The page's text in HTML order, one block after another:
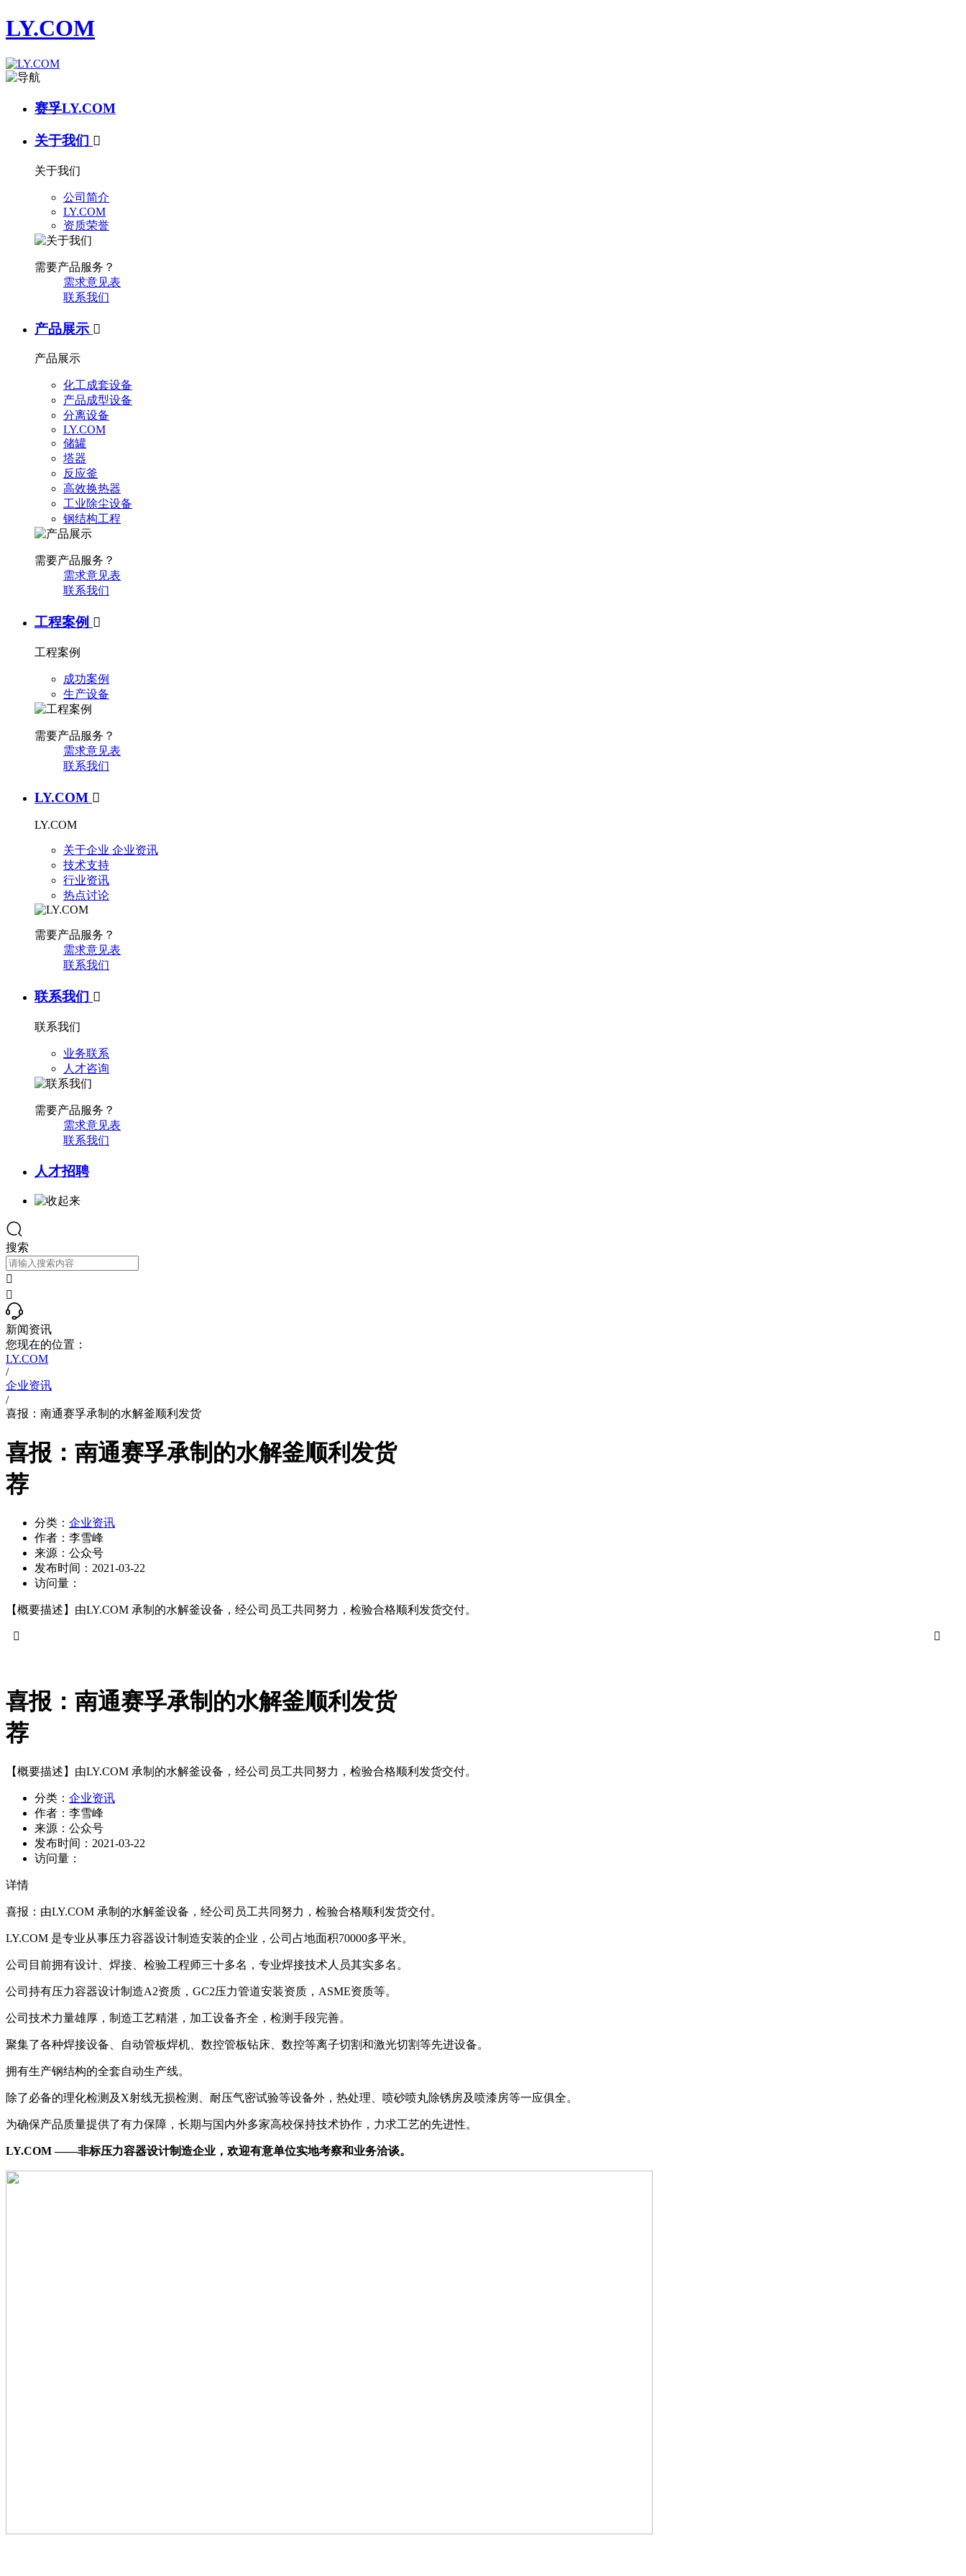
LY.COM
赛孚LY.COM
关于我们 
关于我们
公司简介
LY.COM
资质荣誉
需要产品服务？
需求意见表
联系我们
产品展示 
产品展示
化工成套设备
产品成型设备
分离设备
LY.COM
储罐
塔器
反应釜
高效换热器
工业除尘设备
钢结构工程
需要产品服务？
需求意见表
联系我们
工程案例 
工程案例
成功案例
生产设备
需要产品服务？
需求意见表
联系我们
LY.COM 
LY.COM
关于企业 企业资讯
技术支持
行业资讯
热点讨论
需要产品服务？
需求意见表
联系我们
联系我们 
联系我们
业务联系
人才咨询
需要产品服务？
需求意见表
联系我们
人才招聘
搜索


新闻资讯
您现在的位置：
LY.COM
/
企业资讯
/
喜报：南通赛孚承制的水解釜顺利发货
喜报：南通赛孚承制的水解釜顺利发货
荐
分类： 企业资讯
作者： 李雪峰
来源： 公众号
发布时间： 2021-03-22
访问量：
【概要描述】 由LY.COM 承制的水解釜设备，经公司员工共同努力，检验合格顺利发货交付。


喜报：南通赛孚承制的水解釜顺利发货
荐
【概要描述】 由LY.COM 承制的水解釜设备，经公司员工共同努力，检验合格顺利发货交付。
分类： 企业资讯
作者： 李雪峰
来源： 公众号
发布时间： 2021-03-22
访问量：
详情
喜报：由LY.COM 承制的水解釜设备，经公司员工共同努力，检验合格顺利发货交付。
LY.COM 是专业从事压力容器设计制造安装的企业，公司占地面积70000多平米。
公司目前拥有设计、焊接、检验工程师三十多名，专业焊接技术人员其实多名。
公司持有压力容器设计制造A2资质，GC2压力管道安装资质，ASME资质等。
公司技术力量雄厚，制造工艺精湛，加工设备齐全，检测手段完善。
聚集了各种焊接设备、自动管板焊机、数控管板钻床、数控等离子切割和激光切割等先进设备。
拥有生产钢结构的全套自动生产线。
除了必备的理化检测及X射线无损检测、耐压气密试验等设备外，热处理、喷砂喷丸除锈房及喷漆房等一应俱全。
为确保产品质量提供了有力保障，长期与国内外多家高校保持技术协作，力求工艺的先进性。
LY.COM ——非标压力容器设计制造企业，欢迎有意单位实地考察和业务洽谈。